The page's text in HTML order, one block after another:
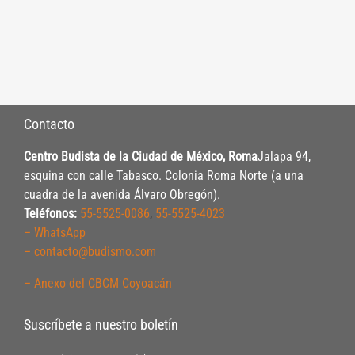
Contacto
Centro Budista de la Ciudad de México, RomaJalapa 94,
esquina con calle Tabasco. Colonia Roma Norte (a una
cuadra de la avenida Álvaro Obregón).
Teléfonos: 55-5525-0086, 55-5525-4023
– WhatsApp
– contacto@budismo.com
– Anexo del CBCM Coyoacán
Suscríbete a nuestro boletín